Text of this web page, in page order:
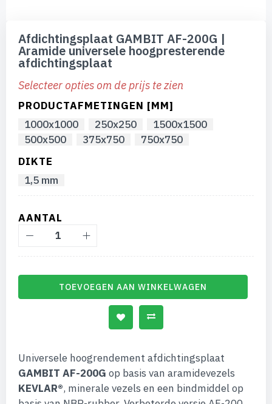
naar
begin
afbeeldingen-
Afdichtingsplaat GAMBIT AF-200G |
Aramide universele hoogpresterende
afdichtingsplaat
Selecteer opties om de prijs te zien
PRODUCTAFMETINGEN [MM]
1000x1000
250x250
1500x1500
500x500
375x750
750x750
DIKTE
1,5 mm
AANTAL
TOEVOEGEN AAN WINKELWAGEN
Universele hoogrendement afdichtingsplaat
GAMBIT AF-200G op basis van aramidevezels
KEVLAR®, minerale vezels en een bindmiddel op